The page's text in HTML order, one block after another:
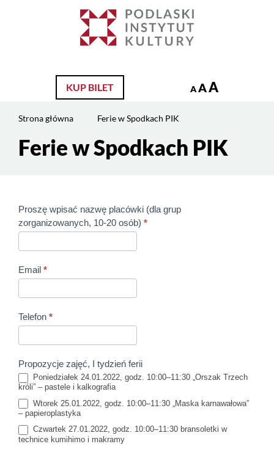
KUP BILET A AA
Strona główna Ferie w Spodkach PIK
Treść
stronyFerie w Spodkach PIK
FERIE
2022
Proszę wpisać nazwę placówki (dla grup
zorganizowanych, 10-20 osób) *
Email *
Telefon *
Propozycje zajęć, I tydzień ferii
Poniedziałek 24.01.2022, godz. 10:00–11:30 „Orszak Trzech
króli” – pastele i kalkografia
Wtorek 25.01.2022, godz. 10:00–11:30 „Maska karnawałowa”
– papieroplastyka
Czwartek 27.01.2022, godz. 10:00–11:30 bransoletki w
technice kumihimo i makramy